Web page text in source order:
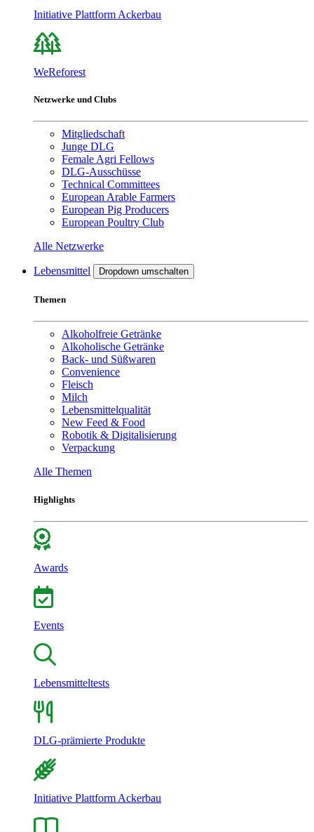
Initiative Plattform Ackerbau
WeReforest
Netzwerke und Clubs
Mitgliedschaft
Junge DLG
Female Agri Fellows
DLG-Ausschüsse
Technical Committees
European Arable Farmers
European Pig Producers
European Poultry Club
Alle Netzwerke
Lebensmittel Dropdown umschalten
Themen
Alkoholfreie Getränke
Alkoholische Getränke
Back- und Süßwaren
Convenience
Fleisch
Milch
Lebensmittelqualität
New Feed & Food
Robotik & Digitalisierung
Verpackung
Alle Themen
Highlights
Awards
Events
Lebensmitteltests
DLG-prämierte Produkte
Initiative Plattform Ackerbau